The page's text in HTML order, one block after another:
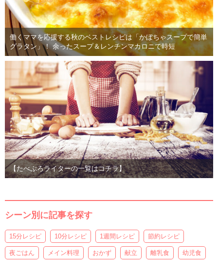
働くママを応援する秋のベストレシピは「かぼちゃスープで簡単
グラタン」！ 余ったスープ＆レンチンマカロニで時短
【たべぷろライターの一覧はコチラ】
シーン別に記事を探す
15分レシピ 10分レシピ 1週間レシピ 節約レシピ
夜ごはん メイン料理 おかず 献立 離乳食 幼児食